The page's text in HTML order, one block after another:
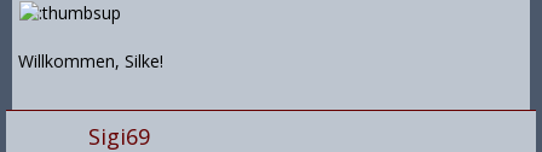
Willkommen, Silke!
Sigi69